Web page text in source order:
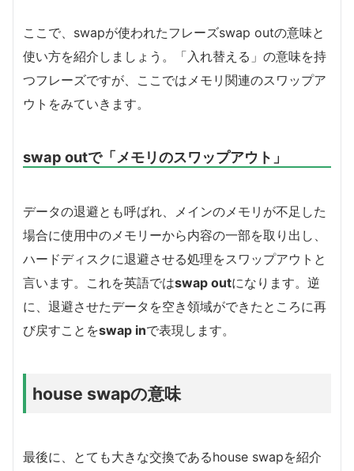
ここで、swapが使われたフレーズswap outの意味と
使い方を紹介しましょう。「入れ替える」の意味を持
つフレーズですが、ここではメモリ関連のスワップア
ウトをみていきます。
swap outで「メモリのスワップアウト」
データの退避とも呼ばれ、メインのメモリが不足した
場合に使用中のメモリーから内容の一部を取り出し、
ハードディスクに退避させる処理をスワップアウトと
言います。これを英語ではswap outになります。逆
に、退避させたデータを空き領域ができたところに再
び戻すことをswap inで表現します。
house swapの意味
最後に、とても大きな交換であるhouse swapを紹介